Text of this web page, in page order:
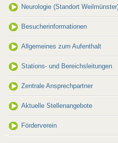
Neurologie (Standort
Besucherinformationen
Allgemeines zum Aufenthalt
Stations- und Bereichsleitungen
Zentrale Ansprechpartner
Aktuelle Stellenangebote
Förderverein
Neuer Ärztlicher
Kreiskrankenhaus
03.11.2025
Hervorragende
in den Bereichen